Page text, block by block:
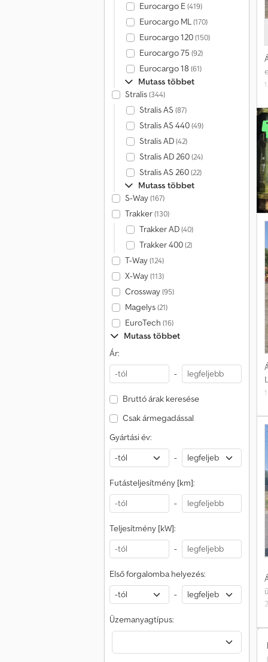
Eurocargo E(419)
Eurocargo ML(170)
Eurocargo 120(150)
Eurocargo 75 (92)
Eurocargo 18 (61)
Mutass többet
Stralis(344)
Stralis AS (87)
Stralis AS 440(49)
Stralis AD(42)
Stralis AD 260(24)
Stralis AS 260(22)
Mutass többet
S-Way(167)
Trakker(130)
Trakker AD(40)
Trakker 400(2)
T-Way(124)
X-Way(113)
Crossway(95)
Magelys(21)
EuroTech (16)
Mutass többet
Ár:
-
Bruttó árak keresése
Csak ármegadással
Gyártási év:
-
Futásteljesítmény [km]:
-
Teljesítmény [kW]:
-
Első forgalomba helyezés:
-
Üzemanyagtípus: